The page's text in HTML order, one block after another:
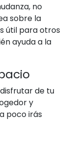
no
sobre la
útil para otros
ayuda a la
de tu
y
poco irás